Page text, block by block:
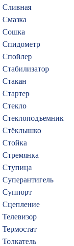
Сливная
Смазка
Сошка
Спидометр
Спойлер
Стабилизатор
Стакан
Стартер
Стекло
Стеклоподъемник
Стёклышко
Стойка
Стремянка
Ступица
Суперантигель
Суппорт
Сцепление
Телевизор
Термостат
Толкатель